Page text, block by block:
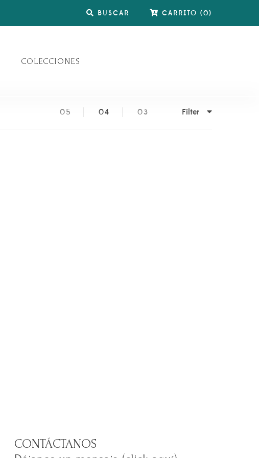
BUSCAR CARRITO (0)
COLECCIONES
05 04 03 Filter
CONTÁCTANOS